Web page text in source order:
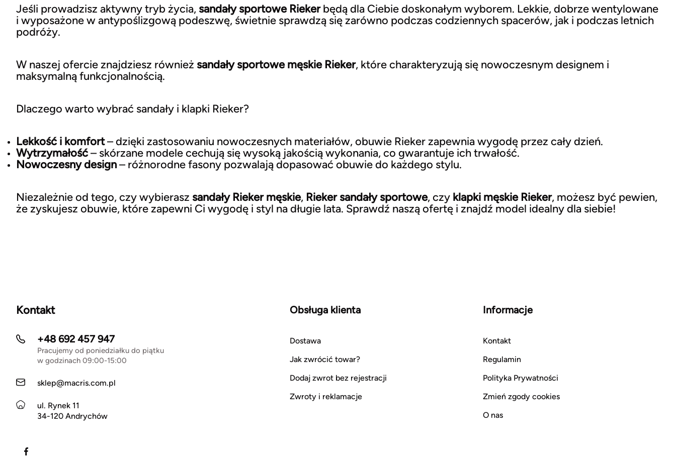
Jeśli prowadzisz aktywny tryb życia, sandały sportowe Riekerbędą dla Ciebie doskonałym wyborem. Lekkie, dobrze wentylowane
i wyposażone w antypoślizgową podeszwę, świetnie sprawdzą się zarówno podczas codziennych spacerów, jak i podczas letnich
podróży.
W naszej ofercie znajdziesz również sandały sportowe męskie Rieker, które charakteryzują się nowoczesnym designem i
maksymalną funkcjonalnością.
Dlaczego warto wybrać sandały i klapki Rieker?
Lekkość i komfort– dzięki zastosowaniu nowoczesnych materiałów, obuwie Rieker zapewnia wygodę przez cały dzień.
Wytrzymałość– skórzane modele cechują się wysoką jakością wykonania, co gwarantuje ich trwałość.
Nowoczesny design– różnorodne fasony pozwalają dopasować obuwie do każdego stylu.
Niezależnie od tego, czy wybierasz sandały Rieker męskie, Rieker sandały sportowe, czy klapki męskie Rieker, możesz być pewien,
że zyskujesz obuwie, które zapewni Ci wygodę i styl na długie lata. Sprawdź naszą ofertę i znajdź model idealny dla siebie!
Kontakt
+48 692 457 947
Pracujemy od poniedziałku do piątku
w godzinach 09:00-15:00
sklep@macris.com.pl
ul. Rynek 11
34-120 Andrychów
Obsługa klienta
Dostawa
Jak zwrócić towar?
Dodaj zwrot bez rejestracji
Zwroty i reklamacje
Informacje
Kontakt
Regulamin
Polityka Prywatności
Zmień zgody cookies
O nas